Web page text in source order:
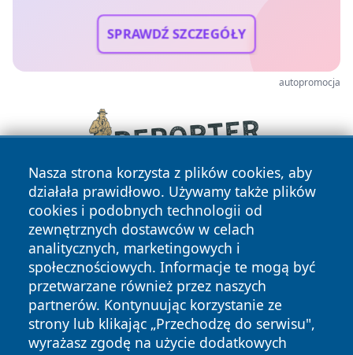
SPRAWDŹ SZCZEGÓŁY
autopromocja
Nasza strona korzysta z plików cookies, aby
działała prawidłowo. Używamy także plików
cookies i podobnych technologii od
zewnętrznych dostawców w celach
analitycznych, marketingowych i
społecznościowych. Informacje te mogą być
przetwarzane również przez naszych
partnerów. Kontynuując korzystanie ze
strony lub klikając „Przechodzę do serwisu",
wyrażasz zgodę na użycie dodatkowych
Copyright © 2026 ostrolecki24.pl Wszystkie prawa
zastrzeżone.